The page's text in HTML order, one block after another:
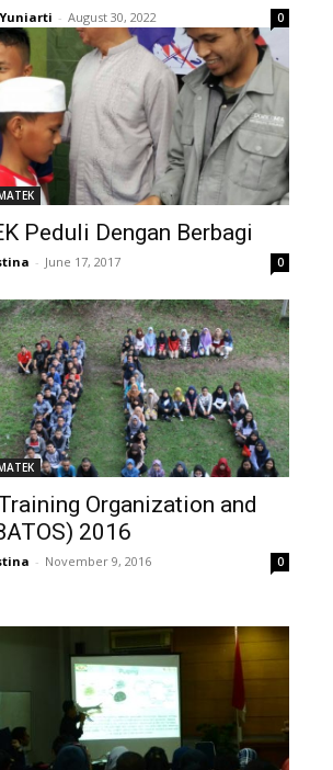
- August 30, 2022 0
Peduli Dengan Berbagi
- June 17, 2017 0
Organization and
2016
- November 9, 2016 0